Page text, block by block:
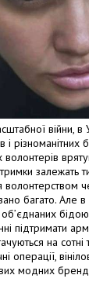
війни, в
і
волонтерів
залежать
волонтерством
багато. Але
підтримати
на
операції,
модних